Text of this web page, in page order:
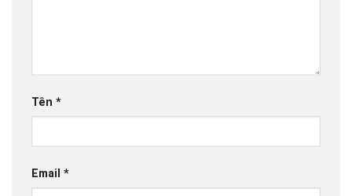
Tên *
Email *